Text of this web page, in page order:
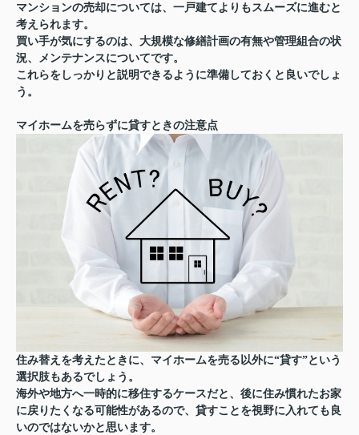
マンションの売却については、一戸建てよりもスムーズに進むと
考えられます。
買い手が気にするのは、大規模な修繕計画の有無や管理組合の状
況、メンテナンスについてです。
これらをしっかりと説明できるように準備しておくと良いでしょ
う。
マイホームを売らずに貸すときの注意点
住み替えを考えたときに、マイホームを売る以外に“貸す”という
選択肢もあるでしょう。
海外や地方へ一時的に移住するケースだと、後に住み慣れたお家
に戻りたくなる可能性があるので、貸すことを視野に入れても良
いのではないかと思います。